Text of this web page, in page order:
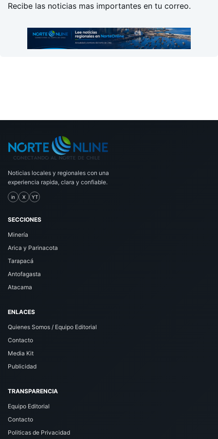
Recibe las noticias mas importantes en tu correo.
Noticias locales y regionales con una
experiencia rapida, clara y confiable.
in X YT
SECCIONES
Minería
Arica y Parinacota
Tarapacá
Antofagasta
Atacama
ENLACES
Quienes Somos / Equipo Editorial
Contacto
Media Kit
Publicidad
TRANSPARENCIA
Equipo Editorial
Contacto
Politicas de Privacidad